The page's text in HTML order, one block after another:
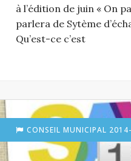
à l’édition de juin « On
parlera de Sytème
Qu’est-ce c’est
CONSEIL MUNICIPAL